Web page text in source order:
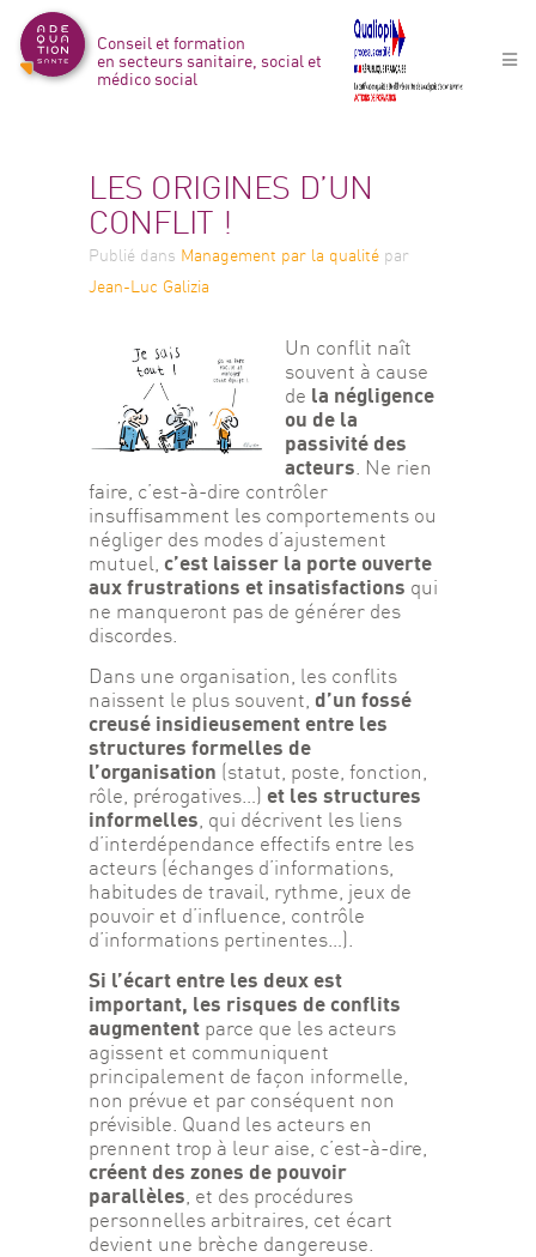
Conseil et formation
en secteurs sanitaire, social et
médico social
LES ORIGINES D’UN
CONFLIT !
Publié dans Management par la qualité par
Jean-Luc Galizia
Un conflit naît
souvent à cause
de la négligence
ou de la
passivité des
acteurs. Ne rien
faire, c’est-à-dire contrôler
insuffisamment les comportements ou
négliger des modes d’ajustement
mutuel, c’est laisser la porte ouverte
aux frustrations et insatisfactions qui
ne manqueront pas de générer des
discordes.
Dans une organisation, les conflits
naissent le plus souvent, d’un fossé
creusé insidieusement entre les
structures formelles de
l’organisation (statut, poste, fonction,
rôle, prérogatives…) et les structures
informelles, qui décrivent les liens
d’interdépendance effectifs entre les
acteurs (échanges d’informations,
habitudes de travail, rythme, jeux de
pouvoir et d’influence, contrôle
d’informations pertinentes…).
Si l’écart entre les deux est
important, les risques de conflits
augmentent parce que les acteurs
agissent et communiquent
principalement de façon informelle,
non prévue et par conséquent non
prévisible. Quand les acteurs en
prennent trop à leur aise, c’est-à-dire,
créent des zones de pouvoir
parallèles, et des procédures
personnelles arbitraires, cet écart
devient une brèche dangereuse.